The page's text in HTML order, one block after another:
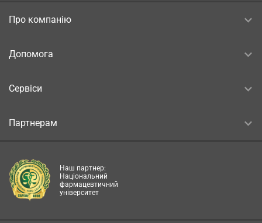
Про компанію
Допомога
Сервіси
Партнерам
Наш партнер:
Національний
фармацевтичний
університет